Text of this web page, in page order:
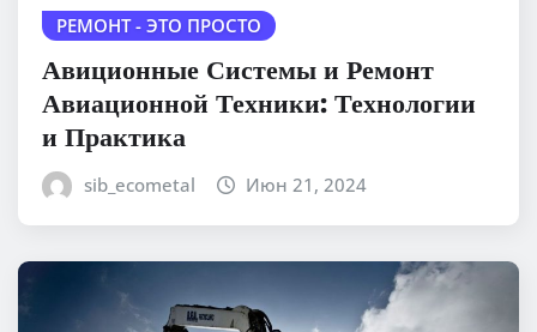
РЕМОНТ - ЭТО ПРОСТО
Авиционные Системы и Ремонт
Авиационной Техники: Технологии
и Практика
sib_ecometal Июн 21, 2024